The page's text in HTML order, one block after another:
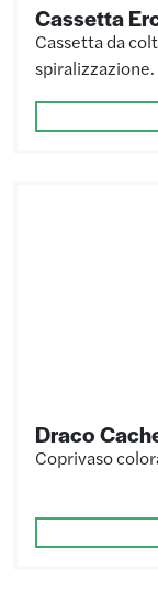
Cassetta
Cassetta da
Draco
Coprivaso